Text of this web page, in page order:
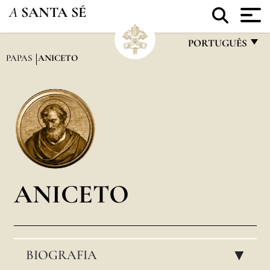
A SANTA SÉ
PORTUGUÊS
PAPAS ANICETO
ANICETO
BIOGRAFIA ▸